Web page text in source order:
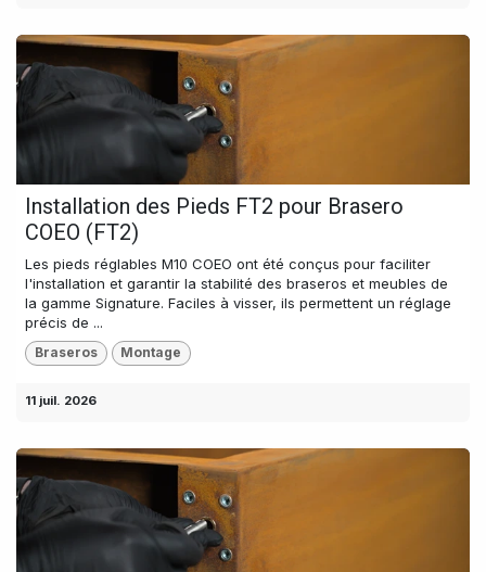
Installation des Pieds FT2 pour Brasero
COEO (FT2)
Les pieds réglables M10 COEO ont été conçus pour faciliter
l'installation et garantir la stabilité des braseros et meubles de
la gamme Signature. Faciles à visser, ils permettent un réglage
précis de ...
Braseros Montage
11 juil. 2026